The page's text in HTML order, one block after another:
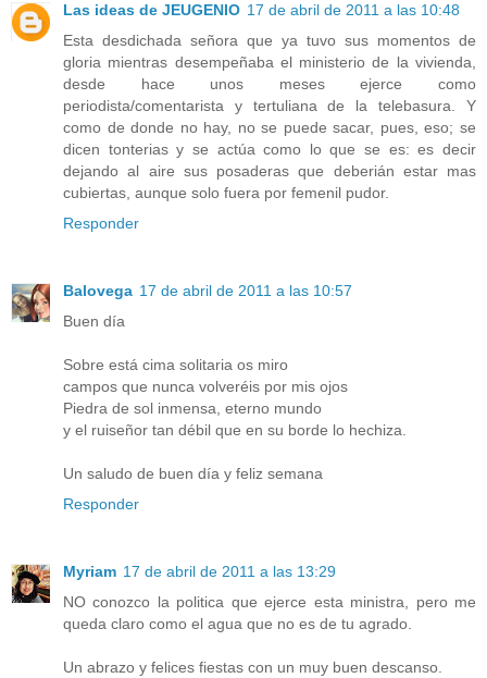
Las ideas de JEUGENIO 17 de abril de 2011 a las 10:48
Esta desdichada señora que ya tuvo sus momentos de
gloria mientras desempeñaba el ministerio de la vivienda,
desde hace unos meses ejerce como
periodista/comentarista y tertuliana de la telebasura. Y
como de donde no hay, no se puede sacar, pues, eso; se
dicen tonterias y se actúa como lo que se es: es decir
dejando al aire sus posaderas que deberián estar mas
cubiertas, aunque solo fuera por femenil pudor.
Responder
Balovega 17 de abril de 2011 a las 10:57
Buen día
Sobre está cima solitaria os miro
campos que nunca volveréis por mis ojos
Piedra de sol inmensa, eterno mundo
y el ruiseñor tan débil que en su borde lo hechiza.
Un saludo de buen día y feliz semana
Responder
Myriam 17 de abril de 2011 a las 13:29
NO conozco la politica que ejerce esta ministra, pero me
queda claro como el agua que no es de tu agrado.
Un abrazo y felices fiestas con un muy buen descanso.